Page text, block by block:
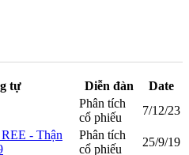
tự Diễn đàn
Date
Phân tích
cổ phiếu
7/12/23
- Thận
Phân tích
cổ phiếu
25/9/19